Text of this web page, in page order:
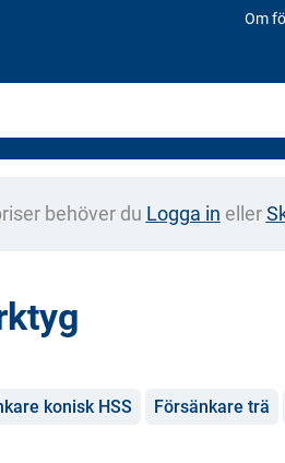
Om
behöver du Logga in eller
konisk HSS Försänkare trä